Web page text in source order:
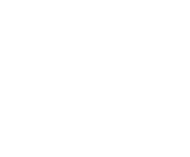
fin de semana